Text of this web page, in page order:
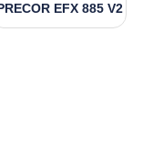
EFX 885 V2